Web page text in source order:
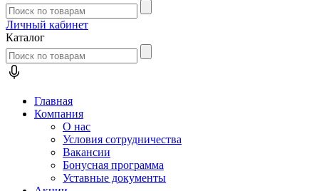
Личный кабинет
Каталог
Главная
Компания
О нас
Условия сотрудничества
Вакансии
Бонусная программа
Уставные документы